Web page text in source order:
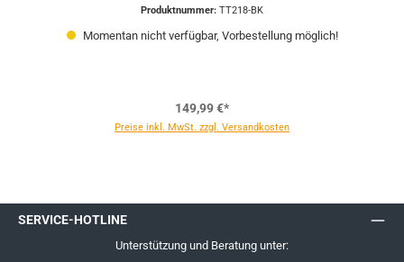
Produktnummer: TT218-BK
Momentan nicht verfügbar, Vorbestellung möglich!
149,99 €*
Preise inkl. MwSt. zzgl. Versandkosten
SERVICE-HOTLINE
Unterstützung und Beratung unter: